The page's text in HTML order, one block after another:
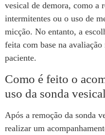
vesical de demora, como a
intermitentes ou o uso de
micção. No entanto, a
feita com base na
paciente.
Como é feito o
uso da sonda
Após a remoção da sonda
realizar um